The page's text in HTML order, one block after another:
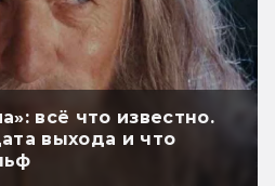
всё что известно.
выхода и что